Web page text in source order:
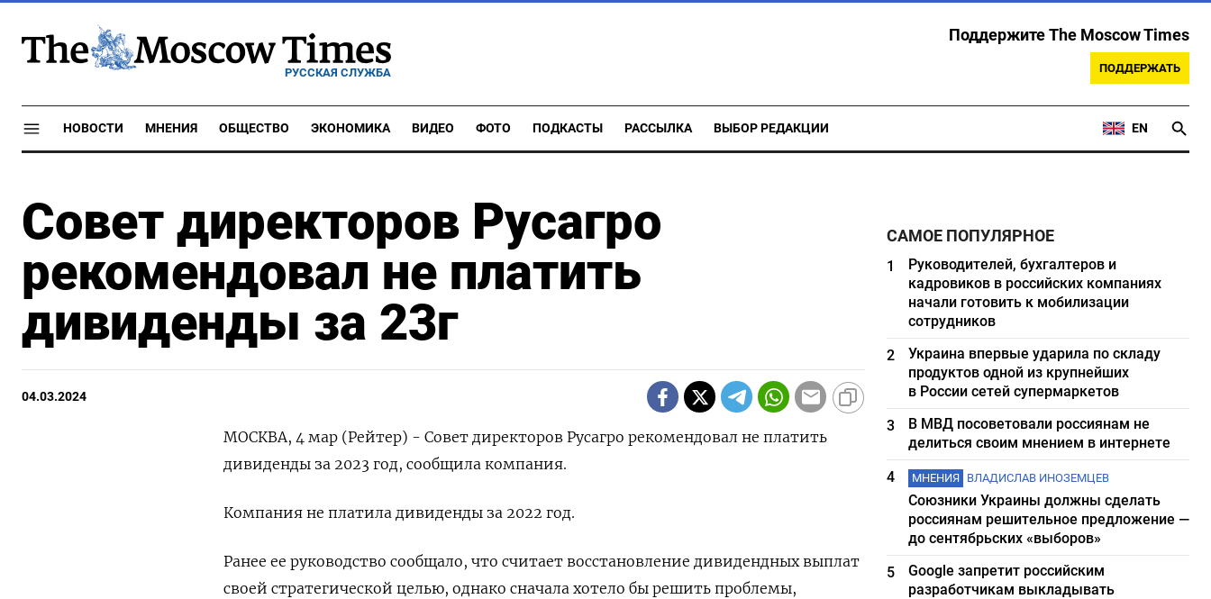
РУССКАЯ СЛУЖБА
Поддержите The Moscow Times
ПОДДЕРЖАТЬ
НОВОСТИ МНЕНИЯ ОБЩЕСТВО ЭКОНОМИКА ВИДЕО ФОТО ПОДКАСТЫ РАССЫЛКА ВЫБОР РЕДАКЦИИ EN
Совет директоров Русагро
рекомендовал не платить
дивиденды за 23г
04.03.2024
МОСКВА, 4 мар (Рейтер) - Совет директоров Русагро рекомендовал не платить
дивиденды за 2023 год, сообщила компания.
Компания не платила дивиденды за 2022 год.
Ранее ее руководство сообщало, что считает восстановление дивидендных выплат
своей стратегической целью, однако сначала хотело бы решить проблемы,
САМОЕ ПОПУЛЯРНОЕ
1
Руководителей, бухгалтеров и
кадровиков в российских компаниях
начали готовить к мобилизации
сотрудников
2
Украина впервые ударила по складу
продуктов одной из крупнейших
в России сетей супермаркетов
3
В МВД посоветовали россиянам не
делиться своим мнением в интернете
4
МНЕНИЯ ВЛАДИСЛАВ ИНОЗЕМЦЕВ
Союзники Украины должны сделать
россиянам решительное предложение —
до сентябрьских «выборов»
5
Google запретит российским
разработчикам выкладывать